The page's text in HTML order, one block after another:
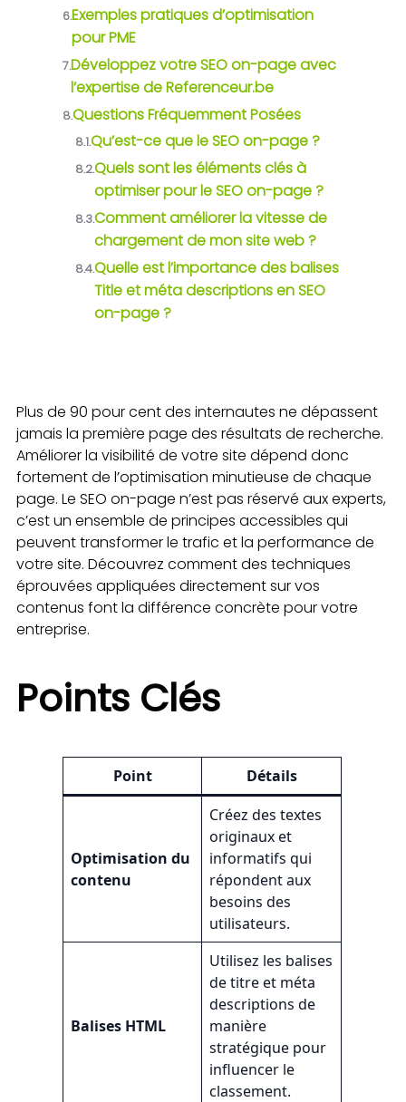
6.Exemples pratiques d’optimisation
pour PME
7.Développez votre SEO on-page avec
l’expertise de Referenceur.be
8.Questions Fréquemment Posées
8.1.Qu’est-ce que le SEO on-page ?
8.2.Quels sont les éléments clés à
optimiser pour le SEO on-page ?
8.3.Comment améliorer la vitesse de
chargement de mon site web ?
8.4.Quelle est l’importance des balises
Title et méta descriptions en SEO
on-page ?
Plus de 90 pour cent des internautes ne dépassent
jamais la première page des résultats de recherche.
Améliorer la visibilité de votre site dépend donc
fortement de l’optimisation minutieuse de chaque
page. Le SEO on-page n’est pas réservé aux experts,
c’est un ensemble de principes accessibles qui
peuvent transformer le trafic et la performance de
votre site. Découvrez comment des techniques
éprouvées appliquées directement sur vos
contenus font la différence concrète pour votre
entreprise.
Points Clés
Point Détails
Optimisation du
contenu
Créez des textes
originaux et
informatifs qui
répondent aux
besoins des
utilisateurs.
Balises HTML
Utilisez les balises
de titre et méta
descriptions de
manière
stratégique pour
influencer le
classement.